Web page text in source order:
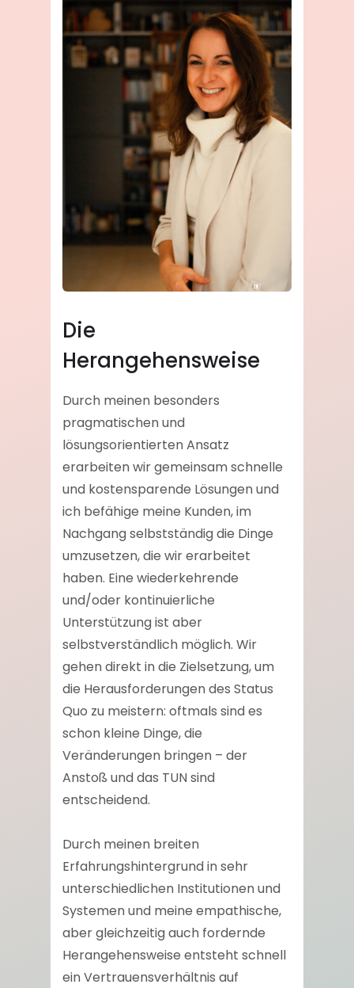
Die
Herangehensweise
Durch meinen besonders
pragmatischen und
lösungsorientierten Ansatz
erarbeiten wir gemeinsam schnelle
und kostensparende Lösungen und
ich befähige meine Kunden, im
Nachgang selbstständig die Dinge
umzusetzen, die wir erarbeitet
haben. Eine wiederkehrende
und/oder kontinuierliche
Unterstützung ist aber
selbstverständlich möglich. Wir
gehen direkt in die Zielsetzung, um
die Herausforderungen des Status
Quo zu meistern: oftmals sind es
schon kleine Dinge, die
Veränderungen bringen – der
Anstoß und das TUN sind
entscheidend.
Durch meinen breiten
Erfahrungshintergrund in sehr
unterschiedlichen Institutionen und
Systemen und meine empathische,
aber gleichzeitig auch fordernde
Herangehensweise entsteht schnell
ein Vertrauensverhältnis auf